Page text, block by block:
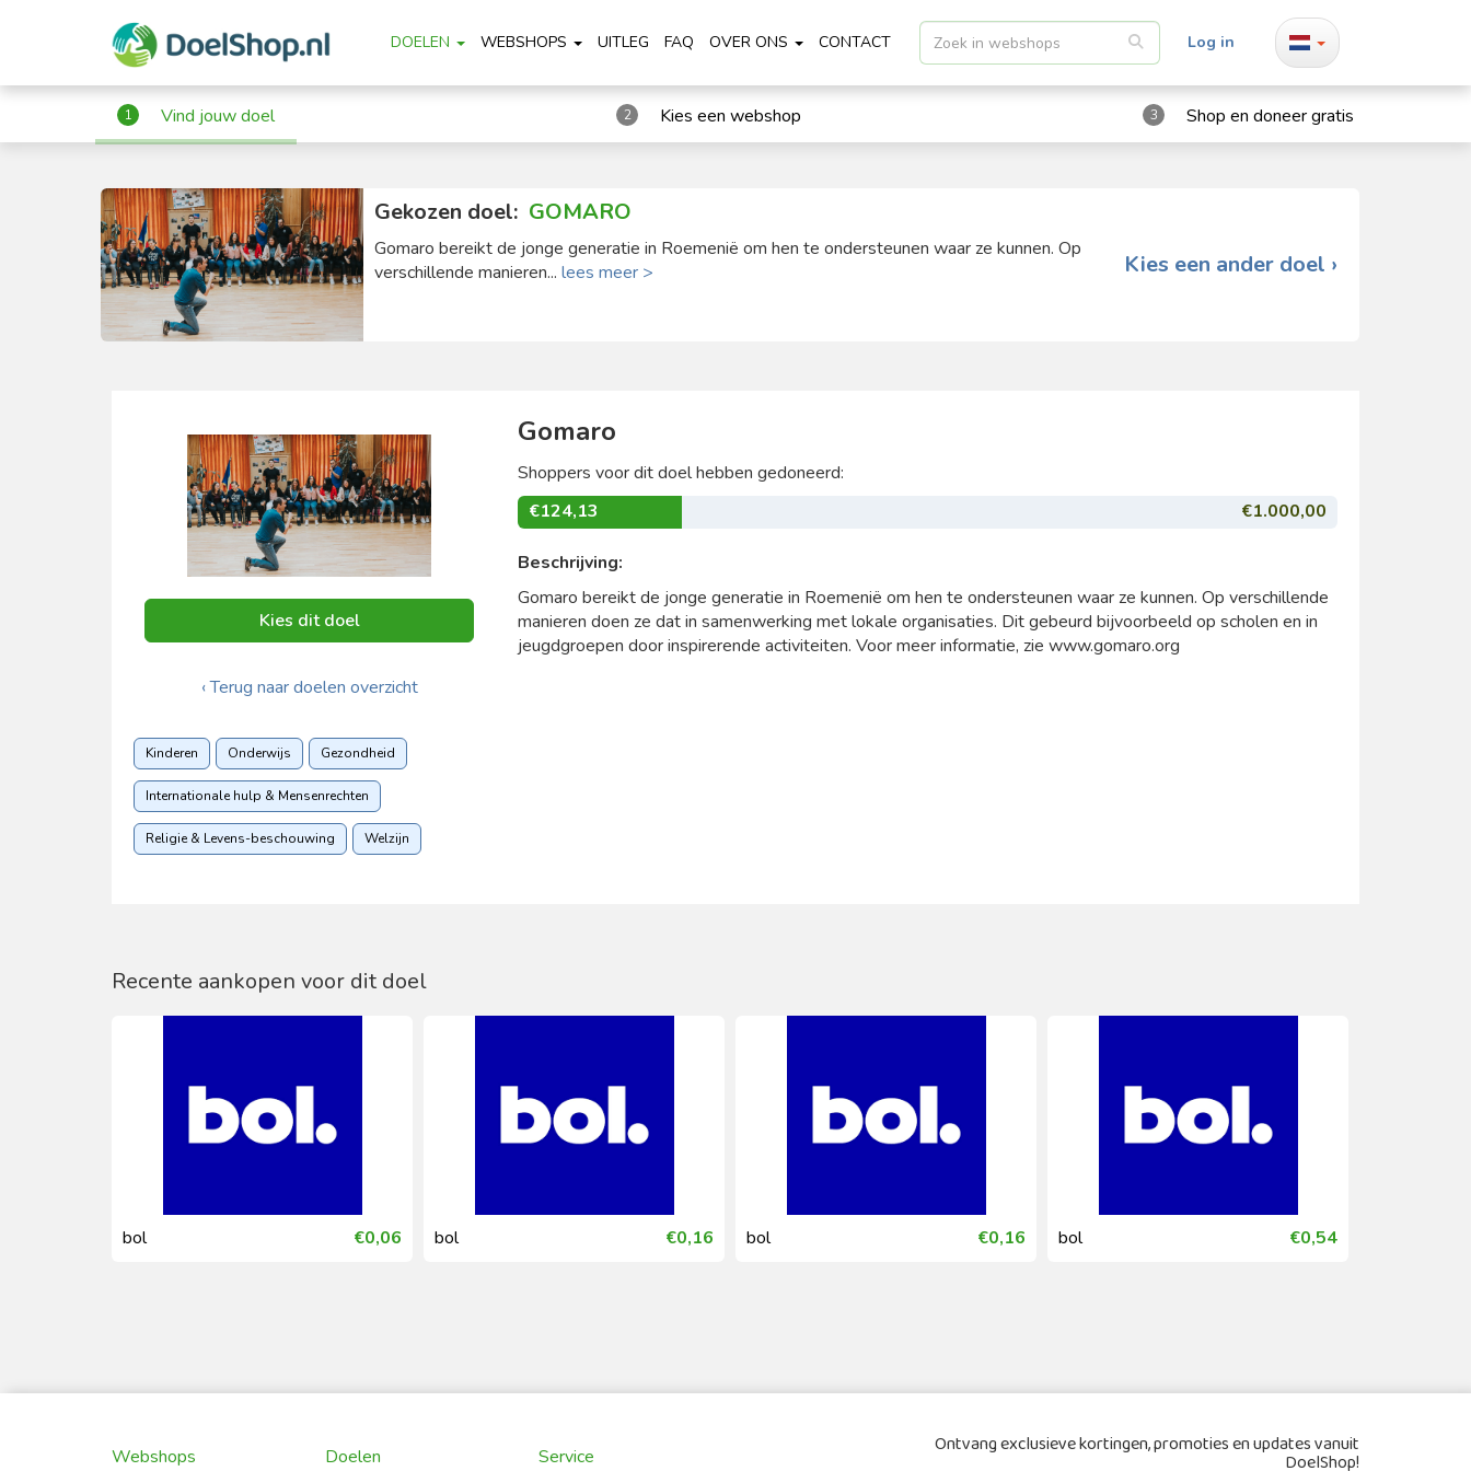
DOELEN WEBSHOPS UITLEG FAQ OVER ONS CONTACT Log in
1 Vind jouw doel 2 Kies een webshop 3 Shop en doneer gratis
Gekozen doel: GOMARO
Gomaro bereikt de jonge generatie in Roemenië om hen te ondersteunen waar ze kunnen. Op
verschillende manieren... lees meer > Kies een ander doel ›
Kies dit doel
‹ Terug naar doelen overzicht
Kinderen Onderwijs Gezondheid
Internationale hulp & Mensenrechten
Religie & Levens-beschouwing Welzijn
Gomaro
Shoppers voor dit doel hebben gedoneerd:
€124,13
€1.000,00
Beschrijving:
Gomaro bereikt de jonge generatie in Roemenië om hen te ondersteunen waar ze kunnen. Op verschillende
manieren doen ze dat in samenwerking met lokale organisaties. Dit gebeurd bijvoorbeeld op scholen en in
jeugdgroepen door inspirerende activiteiten. Voor meer informatie, zie www.gomaro.org
Recente aankopen voor dit doel
bol €0,06 bol €0,16 bol €0,16 bol €0,54
Webshops Doelen Service Ontvang exclusieve kortingen, promoties en updates vanuit